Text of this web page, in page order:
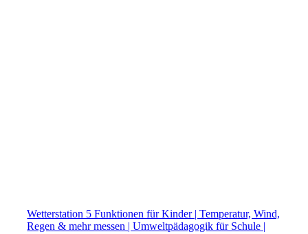
Wetterstation 5 Funktionen für Kinder | Temperatur, Wind,
Regen & mehr messen | Umweltpädagogik für Schule |